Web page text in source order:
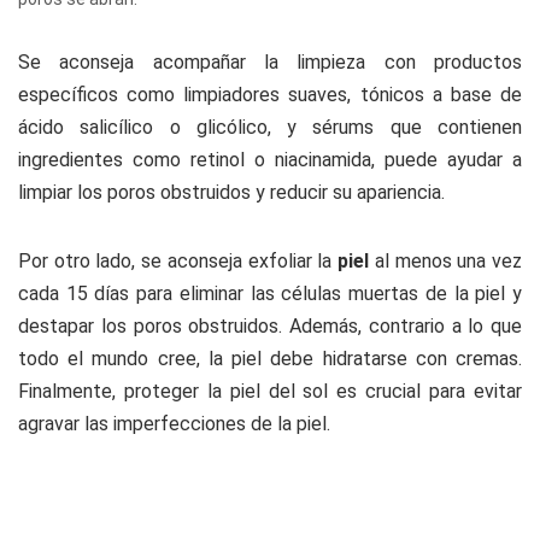
Se aconseja acompañar la limpieza con productos
específicos como limpiadores suaves, tónicos a base de
ácido salicílico o glicólico, y sérums que contienen
ingredientes como retinol o niacinamida, puede ayudar a
limpiar los poros obstruidos y reducir su apariencia.
Por otro lado, se aconseja exfoliar la piel al menos una vez
cada 15 días para eliminar las células muertas de la piel y
destapar los poros obstruidos. Además, contrario a lo que
todo el mundo cree, la piel debe hidratarse con cremas.
Finalmente, proteger la piel del sol es crucial para evitar
agravar las imperfecciones de la piel.